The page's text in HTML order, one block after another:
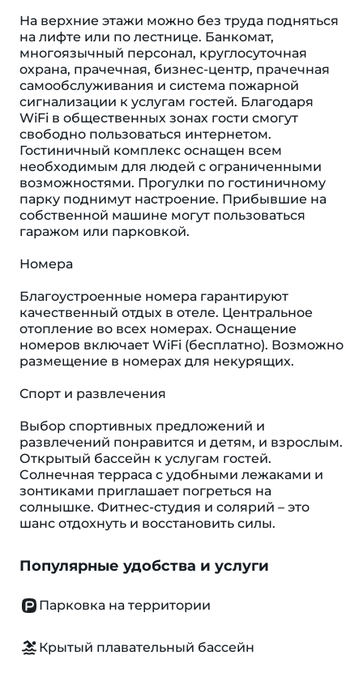
На верхние этажи можно без труда подняться
на лифте или по лестнице. Банкомат,
многоязычный персонал, круглосуточная
охрана, прачечная, бизнес-центр, прачечная
самообслуживания и система пожарной
сигнализации к услугам гостей. Благодаря
WiFi в общественных зонах гости смогут
свободно пользоваться интернетом.
Гостиничный комплекс оснащен всем
необходимым для людей с ограниченными
возможностями. Прогулки по гостиничному
парку поднимут настроение. Прибывшие на
собственной машине могут пользоваться
гаражом или парковкой.
Номера
Благоустроенные номера гарантируют
качественный отдых в отеле. Центральное
отопление во всех номерах. Оснащение
номеров включает WiFi (бесплатно). Возможно
размещение в номерах для некурящих.
Спорт и развлечения
Выбор спортивных предложений и
развлечений понравится и детям, и взрослым.
Открытый бассейн к услугам гостей.
Cолнечная терраса с удобными лежаками и
зонтиками приглашает погреться на
солнышке. Фитнес-студия и солярий – это
шанс отдохнуть и восстановить силы.
Популярные удобства и услуги
Парковка на территории
Крытый плавательный бассейн